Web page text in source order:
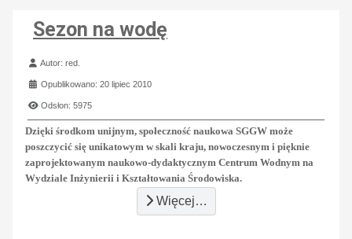
Sezon na wodę
Szczegóły
Autor:red.
Opublikowano: 20 lipiec 2010
Odsłon: 5975
Dzięki środkom unijnym, społeczność naukowa SGGW może
poszczycić się unikatowym w skali kraju, nowoczesnym i pięknie
zaprojektowanym naukowo-dydaktycznym Centrum Wodnym na
Wydziale Inżynierii i Kształtowania Środowiska.
Więcej…